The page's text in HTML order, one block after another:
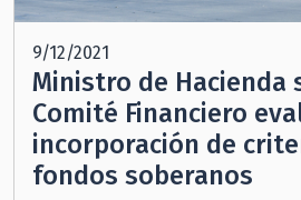
9/12/2021
Ministro de Hacienda
Comité Financiero
incorporación de
fondos soberanos